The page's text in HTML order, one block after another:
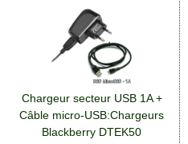
Chargeur secteur USB 1A +
Câble micro-USB:Chargeurs
Blackberry DTEK50